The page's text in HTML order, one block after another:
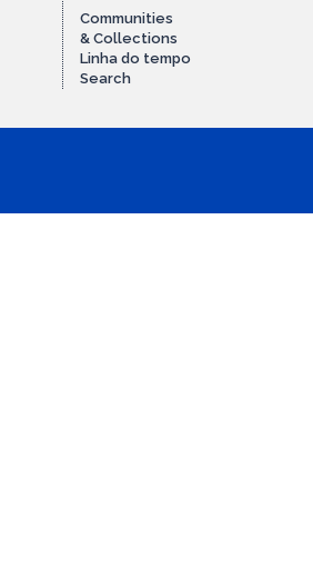
Communities
& Collections
Linha do tempo
Search